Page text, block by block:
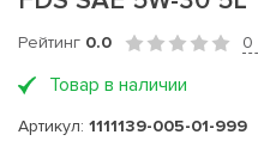
Рейтинг 0.0 0
Товар в наличии
Артикул: 1111139-005-01-999